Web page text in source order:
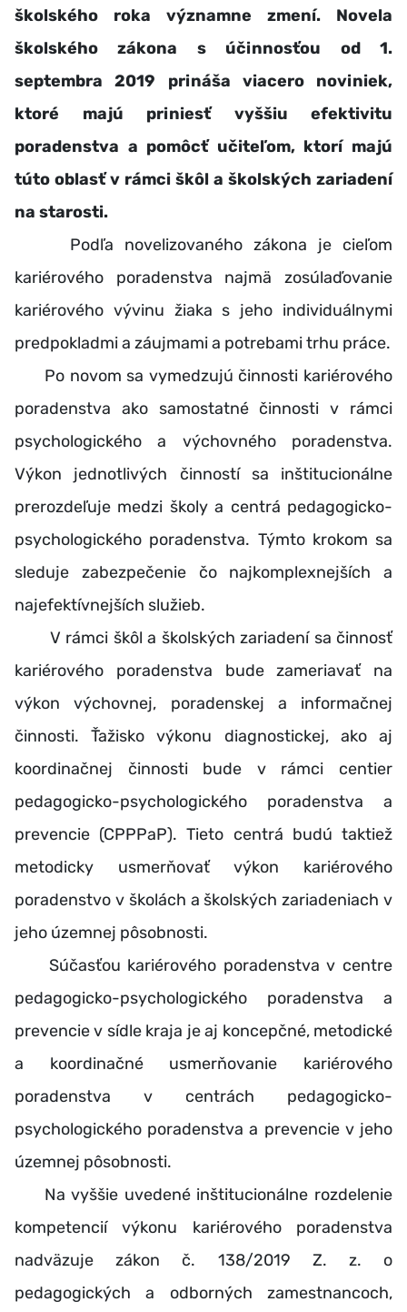
školského roka významne zmení. Novela
školského zákona s účinnosťou od 1.
septembra 2019 prináša viacero noviniek,
ktoré majú priniesť vyššiu efektivitu
poradenstva a pomôcť učiteľom, ktorí majú
túto oblasť v rámci škôl a školských zariadení
na starosti.
Podľa novelizovaného zákona je cieľom
kariérového poradenstva najmä zosúlaďovanie
kariérového vývinu žiaka s jeho individuálnymi
predpokladmi a záujmami a potrebami trhu práce.
Po novom sa vymedzujú činnosti kariérového
poradenstva ako samostatné činnosti v rámci
psychologického a výchovného poradenstva.
Výkon jednotlivých činností sa inštitucionálne
prerozdeľuje medzi školy a centrá pedagogicko-
psychologického poradenstva. Týmto krokom sa
sleduje zabezpečenie čo najkomplexnejších a
najefektívnejších služieb.
V rámci škôl a školských zariadení sa činnosť
kariérového poradenstva bude zameriavať na
výkon výchovnej, poradenskej a informačnej
činnosti. Ťažisko výkonu diagnostickej, ako aj
koordinačnej činnosti bude v rámci centier
pedagogicko-psychologického poradenstva a
prevencie (CPPPaP). Tieto centrá budú taktiež
metodicky usmerňovať výkon kariérového
poradenstvo v školách a školských zariadeniach v
jeho územnej pôsobnosti.
Súčasťou kariérového poradenstva v centre
pedagogicko-psychologického poradenstva a
prevencie v sídle kraja je aj koncepčné, metodické
a koordinačné usmerňovanie kariérového
poradenstva v centrách pedagogicko-
psychologického poradenstva a prevencie v jeho
územnej pôsobnosti.
Na vyššie uvedené inštitucionálne rozdelenie
kompetencií výkonu kariérového poradenstva
nadväzuje zákon č. 138/2019 Z. z. o
pedagogických a odborných zamestnancoch,